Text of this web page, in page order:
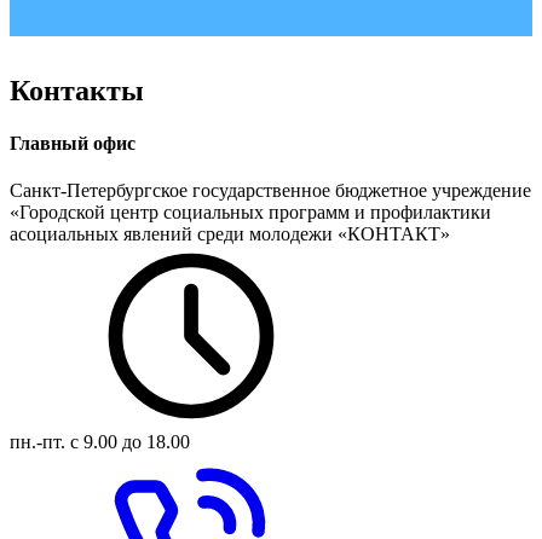
Контакты
Главный офис
Санкт-Петербургское государственное бюджетное учреждение
«Городской центр социальных программ и профилактики
асоциальных явлений среди молодежи «КОНТАКТ»
пн.-пт. с 9.00 до 18.00